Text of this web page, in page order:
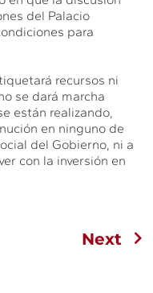
del Palacio
para
recursos ni
se dará marcha
están realizando,
en ninguno de
del Gobierno, ni a
con la inversión en
Next